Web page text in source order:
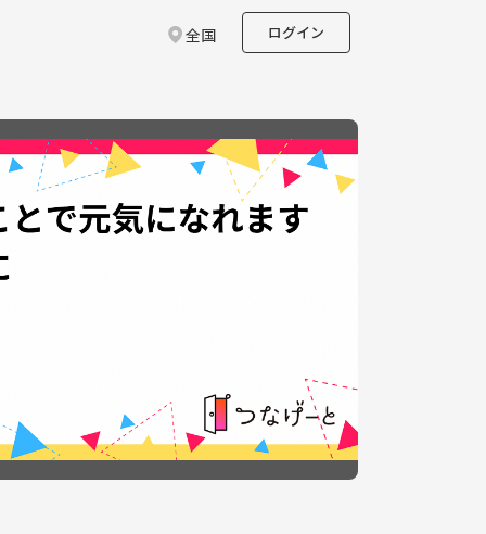
全国 ログイン